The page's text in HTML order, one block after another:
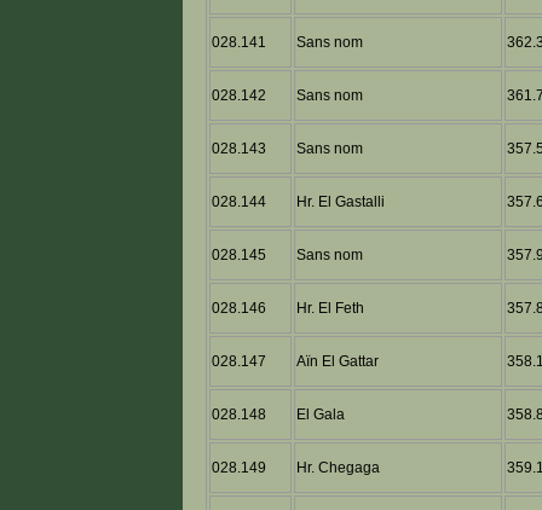
028.141 Sans nom
028.142 Sans nom
028.143 Sans nom
028.144 Hr. El Gastalli
028.145 Sans nom
028.146 Hr. El Feth
028.147 Aïn El Gattar
028.148 El Gala
028.149 Hr. Chegaga